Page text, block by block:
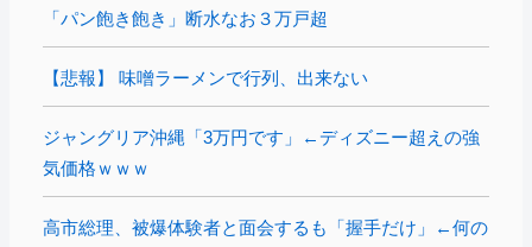
「パン飽き飽き」断水なお３万戸超
【悲報】 味噌ラーメンで行列、出来ない
ジャングリア沖縄「3万円です」←ディズニー超えの強
気価格ｗｗｗ
高市総理、被爆体験者と面会するも「握手だけ」←何の